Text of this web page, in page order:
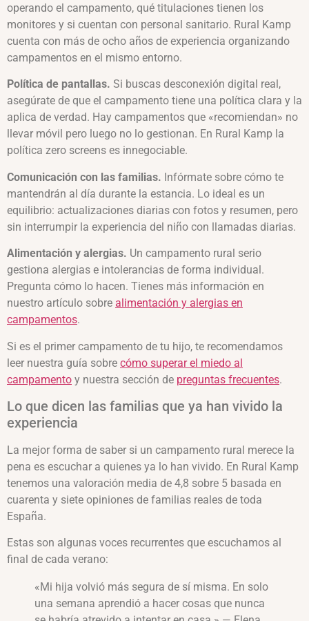
operando el campamento, qué titulaciones tienen los
monitores y si cuentan con personal sanitario. Rural Kamp
cuenta con más de ocho años de experiencia organizando
campamentos en el mismo entorno.
Política de pantallas. Si buscas desconexión digital real,
asegúrate de que el campamento tiene una política clara y la
aplica de verdad. Hay campamentos que «recomiendan» no
llevar móvil pero luego no lo gestionan. En Rural Kamp la
política zero screens es innegociable.
Comunicación con las familias. Infórmate sobre cómo te
mantendrán al día durante la estancia. Lo ideal es un
equilibrio: actualizaciones diarias con fotos y resumen, pero
sin interrumpir la experiencia del niño con llamadas diarias.
Alimentación y alergias. Un campamento rural serio
gestiona alergias e intolerancias de forma individual.
Pregunta cómo lo hacen. Tienes más información en
nuestro artículo sobre alimentación y alergias en
campamentos.
Si es el primer campamento de tu hijo, te recomendamos
leer nuestra guía sobre cómo superar el miedo al
campamento y nuestra sección de preguntas frecuentes.
Lo que dicen las familias que ya han vivido la
experiencia
La mejor forma de saber si un campamento rural merece la
pena es escuchar a quienes ya lo han vivido. En Rural Kamp
tenemos una valoración media de 4,8 sobre 5 basada en
cuarenta y siete opiniones de familias reales de toda
España.
Estas son algunas voces recurrentes que escuchamos al
final de cada verano:
«Mi hija volvió más segura de sí misma. En solo
una semana aprendió a hacer cosas que nunca